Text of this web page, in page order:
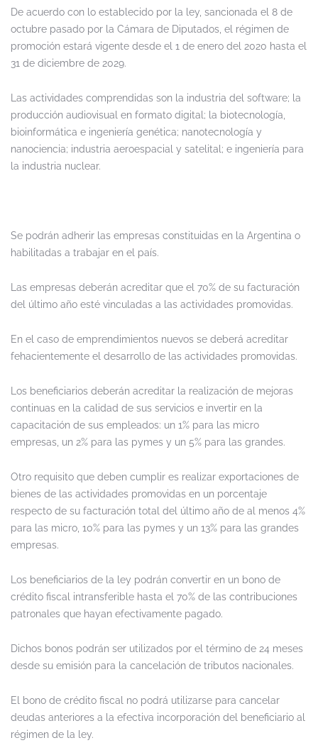
De acuerdo con lo establecido por la ley, sancionada el 8 de
octubre pasado por la Cámara de Diputados, el régimen de
promoción estará vigente desde el 1 de enero del 2020 hasta el
31 de diciembre de 2029.
Las actividades comprendidas son la industria del software; la
producción audiovisual en formato digital; la biotecnología,
bioinformática e ingeniería genética; nanotecnología y
nanociencia; industria aeroespacial y satelital; e ingeniería para
la industria nuclear.
Se podrán adherir las empresas constituidas en la Argentina o
habilitadas a trabajar en el país.
Las empresas deberán acreditar que el 70% de su facturación
del último año esté vinculadas a las actividades promovidas.
En el caso de emprendimientos nuevos se deberá acreditar
fehacientemente el desarrollo de las actividades promovidas.
Los beneficiarios deberán acreditar la realización de mejoras
continuas en la calidad de sus servicios e invertir en la
capacitación de sus empleados: un 1% para las micro
empresas, un 2% para las pymes y un 5% para las grandes.
Otro requisito que deben cumplir es realizar exportaciones de
bienes de las actividades promovidas en un porcentaje
respecto de su facturación total del último año de al menos 4%
para las micro, 10% para las pymes y un 13% para las grandes
empresas.
Los beneficiarios de la ley podrán convertir en un bono de
crédito fiscal intransferible hasta el 70% de las contribuciones
patronales que hayan efectivamente pagado.
Dichos bonos podrán ser utilizados por el término de 24 meses
desde su emisión para la cancelación de tributos nacionales.
El bono de crédito fiscal no podrá utilizarse para cancelar
deudas anteriores a la efectiva incorporación del beneficiario al
régimen de la ley.